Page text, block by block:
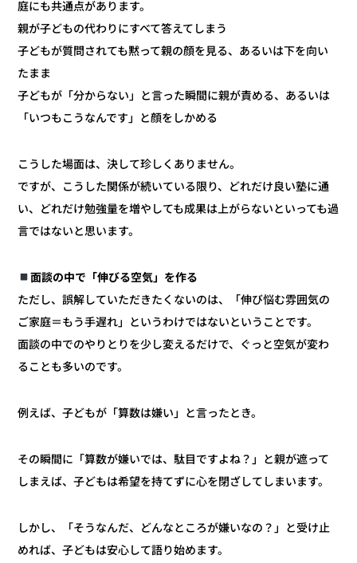
庭にも共通点があります。
親が子どもの代わりにすべて答えてしまう
子どもが質問されても黙って親の顔を見る、あるいは下を向い
たまま
子どもが「分からない」と言った瞬間に親が責める、あるいは
「いつもこうなんです」と顔をしかめる
こうした場面は、決して珍しくありません。
ですが、こうした関係が続いている限り、どれだけ良い塾に通
い、どれだけ勉強量を増やしても成果は上がらないといっても過
言ではないと思います。
面談の中で「伸びる空気」を作る
ただし、誤解していただきたくないのは、「伸び悩む雰囲気の
ご家庭＝もう手遅れ」というわけではないということです。
面談の中でのやりとりを少し変えるだけで、ぐっと空気が変わ
ることも多いのです。
例えば、子どもが「算数は嫌い」と言ったとき。
その瞬間に「算数が嫌いでは、駄目ですよね？」と親が遮って
しまえば、子どもは希望を持てずに心を閉ざしてしまいます。
しかし、「そうなんだ、どんなところが嫌いなの？」と受け止
めれば、子どもは安心して語り始めます。